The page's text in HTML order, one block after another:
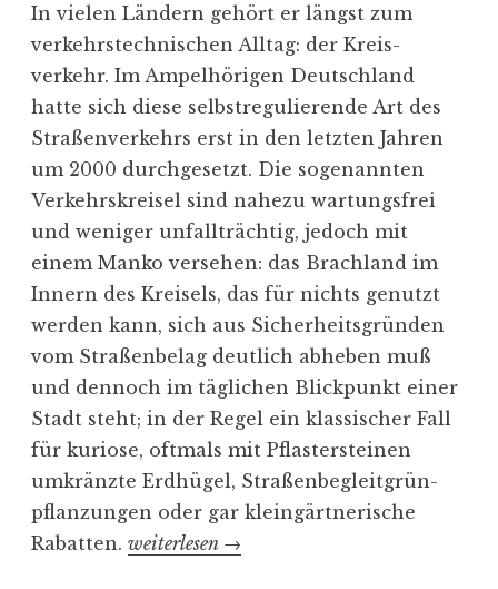
In vielen Ländern gehört er längst zum
verkehrs­tech­ni­schen Alltag: der Kreis­
verkehr. Im Ampel­hö­rigen Deutschland
hatte sich diese selbst­re­gu­lie­rende Art des
Straßenverkehrs­ erst in den letzten Jahren
um 2000 durch­ge­setzt. Die sogenannten
Verkehrs­kreisel sind nahezu wartungsfrei
und weniger unfall­trächtig, jedoch mit
einem Manko versehen: das Brachland im
Innern des Kreisels, das für nichts genutzt
werden kann, sich aus Sicher­heits­gründen
vom Straßen­belag deutlich abheben muß
und dennoch im täglichen Blick­punkt einer
Stadt steht; in der Regel ein klassi­scher Fall
für kuriose, oftmals mit Pflas­ter­steinen
umkränzte Erdhügel, Straßenbegleitgrün­
pflan­zun­gen oder gar klein­gärt­ne­rische
Rabatten. „
weiterlesen →